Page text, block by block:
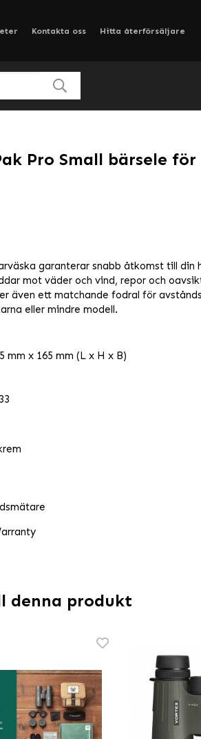
Kontakta oss
Hitta återförsäljare
Pro Small bärsele för
garanterar snabb åtkomst till din
mot väder och vind, repor och
även ett matchande fodral för
eller mindre modell.
mm x 165 mm (L x H x B)
denna produkt